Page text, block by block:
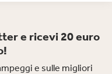
e ricevi 20 euro
e sulle migliori